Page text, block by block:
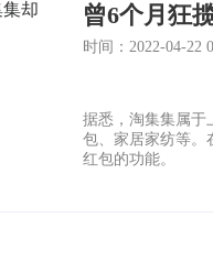
曾6个月狂
时间：2022-04-22
据悉，淘集集属于
包、家居家纺等。
红包的功能。